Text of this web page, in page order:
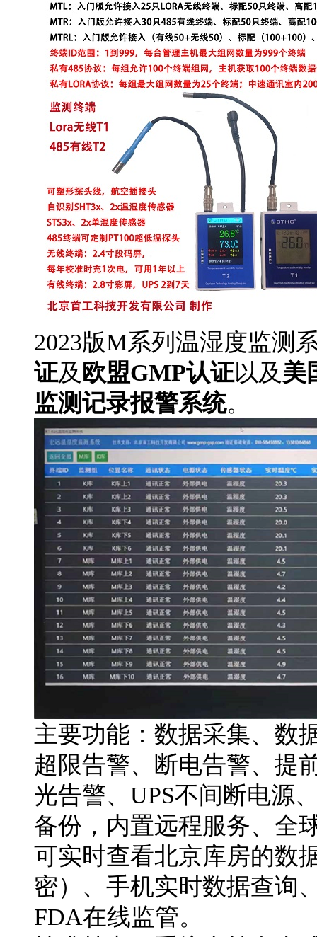
2023版M系列温湿度监测
证及 欧盟GMP认证以及 美
监测记录报警系统。
主要功能：数据采集、数
超限告警、断电告警、提
光告警、UPS不间断电源
备份，内置远程服务、全
可实时查看北京库房的数
密）、手机实时数据查询
FDA在线监管。